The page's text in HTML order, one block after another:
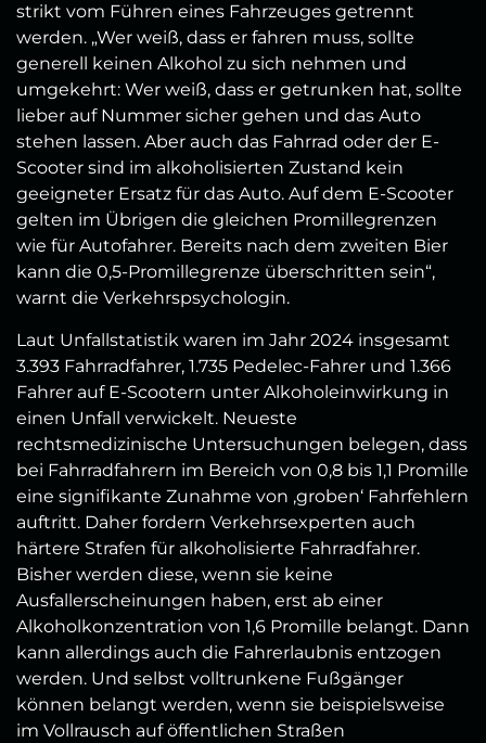
strikt vom Führen eines Fahrzeuges getrennt
werden. „Wer weiß, dass er fahren muss, sollte
generell keinen Alkohol zu sich nehmen und
umgekehrt: Wer weiß, dass er getrunken hat, sollte
lieber auf Nummer sicher gehen und das Auto
stehen lassen. Aber auch das Fahrrad oder der E-
Scooter sind im alkoholisierten Zustand kein
geeigneter Ersatz für das Auto. Auf dem E-Scooter
gelten im Übrigen die gleichen Promillegrenzen
wie für Autofahrer. Bereits nach dem zweiten Bier
kann die 0,5-Promillegrenze überschritten sein“,
warnt die Verkehrspsychologin.
Laut Unfallstatistik waren im Jahr 2024 insgesamt
3.393 Fahrradfahrer, 1.735 Pedelec-Fahrer und 1.366
Fahrer auf E-Scootern unter Alkoholeinwirkung in
einen Unfall verwickelt. Neueste
rechtsmedizinische Untersuchungen belegen, dass
bei Fahrradfahrern im Bereich von 0,8 bis 1,1 Promille
eine signifikante Zunahme von ‚groben‘ Fahrfehlern
auftritt. Daher fordern Verkehrsexperten auch
härtere Strafen für alkoholisierte Fahrradfahrer.
Bisher werden diese, wenn sie keine
Ausfallerscheinungen haben, erst ab einer
Alkoholkonzentration von 1,6 Promille belangt. Dann
kann allerdings auch die Fahrerlaubnis entzogen
werden. Und selbst volltrunkene Fußgänger
können belangt werden, wenn sie beispielsweise
im Vollrausch auf öffentlichen Straßen